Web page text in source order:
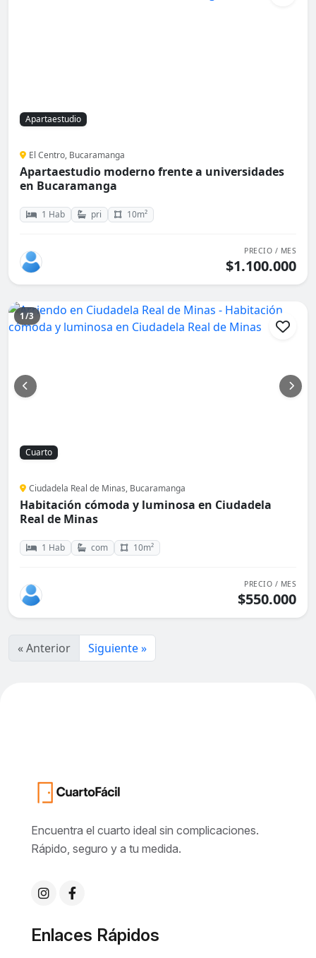
Apartaestudio
El Centro, Bucaramanga
Apartaestudio moderno frente a universidades
en Bucaramanga
1 Hab pri 10m²
PRECIO / MES
$1.100.000
1/3
Cuarto
Ciudadela Real de Minas, Bucaramanga
Habitación cómoda y luminosa en Ciudadela
Real de Minas
1 Hab com 10m²
PRECIO / MES
$550.000
« Anterior Siguiente »
Encuentra el cuarto ideal sin complicaciones.
Rápido, seguro y a tu medida.
Enlaces Rápidos